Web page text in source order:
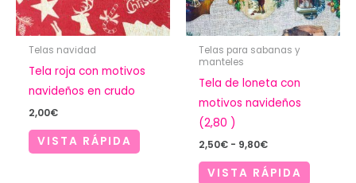
Telas navidad
Tela roja con motivos
navideños en crudo
2,00€
VISTA RÁPIDA
Telas para sabanas y
manteles
Tela de loneta con
motivos navideños
(2,80 )
2,50€ - 9,80€Rango
precios:
VISTA RÁPIDA